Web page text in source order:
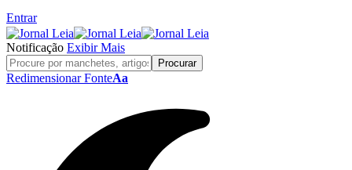
Entrar
Notificação Exibir Mais
Redimensionar FonteAa